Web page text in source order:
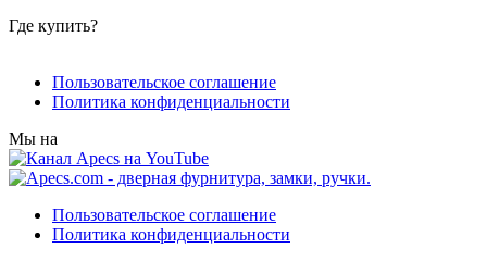
Где купить?
Пользовательское соглашение
Политика конфиденциальности
Мы на
Пользовательское соглашение
Политика конфиденциальности